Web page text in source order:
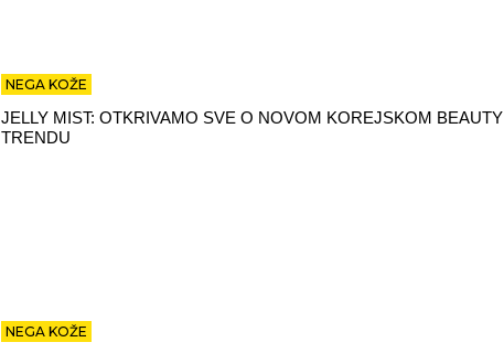
NEGA KOŽE
JELLY MIST: OTKRIVAMO SVE O NOVOM KOREJSKOM BEAUTY
TRENDU
NEGA KOŽE